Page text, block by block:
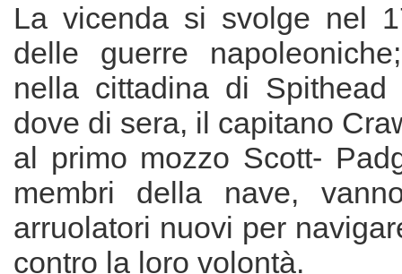
La vicenda si svolge nel
delle guerre
nella cittadina di Spithead
dove di sera, il capitano
al primo mozzo Scott-
membri della nave,
arruolatori nuovi per
contro la loro volontà.